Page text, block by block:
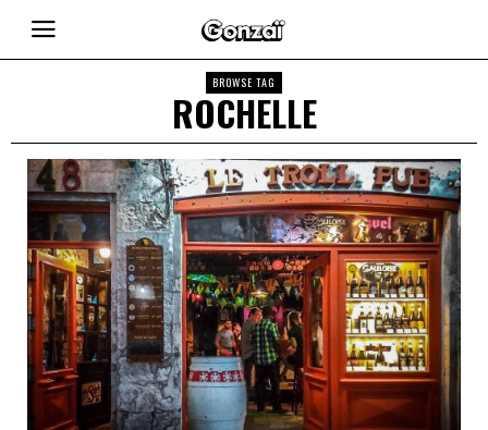
BROWSE TAG
ROCHELLE